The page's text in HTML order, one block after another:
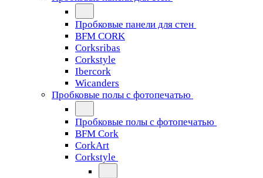
Пробковые панели для стен
BFM CORK
Corksribas
Corkstyle
Ibercork
Wicanders
Пробковые полы с фотопечатью
Пробковые полы с фотопечатью
BFM Cork
CorkArt
Corkstyle